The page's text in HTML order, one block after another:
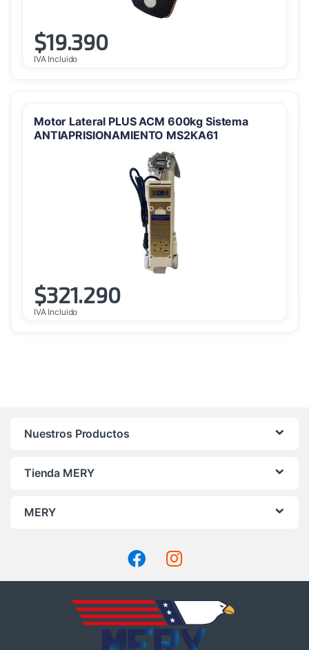
$19.390
IVA Incluido
Motor Lateral PLUS ACM 600kg Sistema
ANTIAPRISIONAMIENTO MS2KA61
$321.290
IVA Incluido
Nuestros Productos
Tienda MERY
MERY